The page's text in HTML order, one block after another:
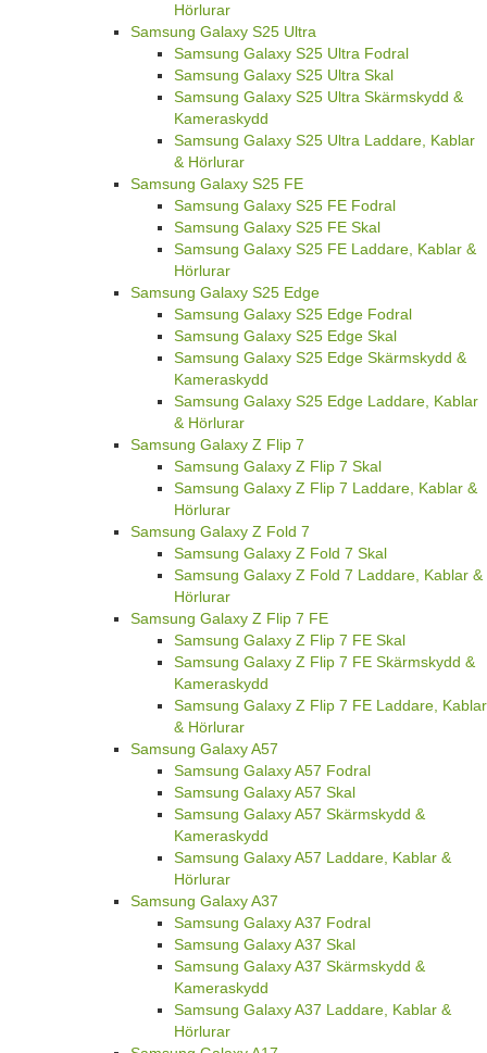
Hörlurar
Samsung Galaxy S25 Ultra
Samsung Galaxy S25 Ultra Fodral
Samsung Galaxy S25 Ultra Skal
Samsung Galaxy S25 Ultra Skärmskydd &
Kameraskydd
Samsung Galaxy S25 Ultra Laddare, Kablar
& Hörlurar
Samsung Galaxy S25 FE
Samsung Galaxy S25 FE Fodral
Samsung Galaxy S25 FE Skal
Samsung Galaxy S25 FE Laddare, Kablar &
Hörlurar
Samsung Galaxy S25 Edge
Samsung Galaxy S25 Edge Fodral
Samsung Galaxy S25 Edge Skal
Samsung Galaxy S25 Edge Skärmskydd &
Kameraskydd
Samsung Galaxy S25 Edge Laddare, Kablar
& Hörlurar
Samsung Galaxy Z Flip 7
Samsung Galaxy Z Flip 7 Skal
Samsung Galaxy Z Flip 7 Laddare, Kablar &
Hörlurar
Samsung Galaxy Z Fold 7
Samsung Galaxy Z Fold 7 Skal
Samsung Galaxy Z Fold 7 Laddare, Kablar &
Hörlurar
Samsung Galaxy Z Flip 7 FE
Samsung Galaxy Z Flip 7 FE Skal
Samsung Galaxy Z Flip 7 FE Skärmskydd &
Kameraskydd
Samsung Galaxy Z Flip 7 FE Laddare, Kablar
& Hörlurar
Samsung Galaxy A57
Samsung Galaxy A57 Fodral
Samsung Galaxy A57 Skal
Samsung Galaxy A57 Skärmskydd &
Kameraskydd
Samsung Galaxy A57 Laddare, Kablar &
Hörlurar
Samsung Galaxy A37
Samsung Galaxy A37 Fodral
Samsung Galaxy A37 Skal
Samsung Galaxy A37 Skärmskydd &
Kameraskydd
Samsung Galaxy A37 Laddare, Kablar &
Hörlurar